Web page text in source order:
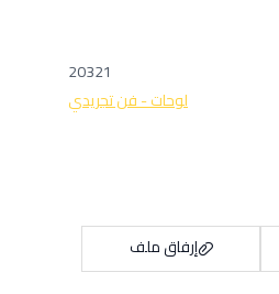
20321
لوحات - فن تجريدي
إرفاق ملف